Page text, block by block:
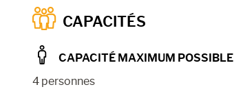
CAPACITÉS
CAPACITÉ MAXIMUM POSSIBLE
4 personnes